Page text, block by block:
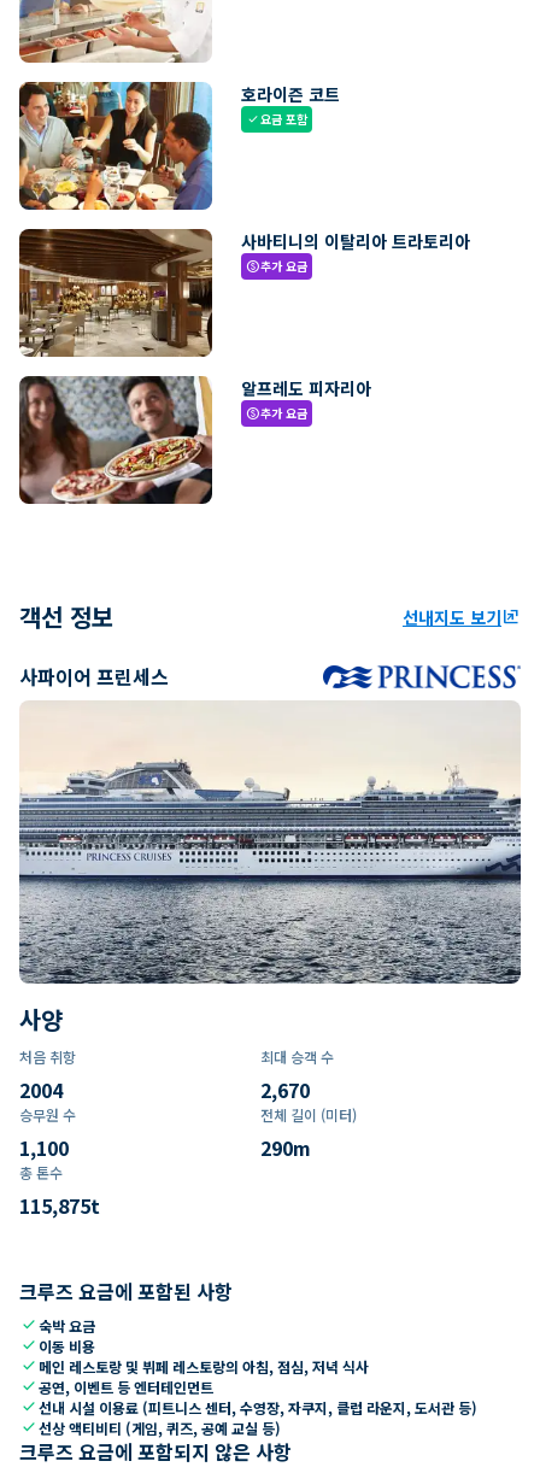
호라이즌 코트
check요금 포함
사바티니의 이탈리아 트라토리아
paid추가 요금
알프레도 피자리아
paid추가 요금
객선 정보 선내지도 보기ungroup
사파이어 프린세스
사양
처음 취항
2004
최대 승객 수
2,670
승무원 수
1,100
전체 길이 (미터)
290m
총 톤수
115,875t
크루즈 요금에 포함된 사항
check숙박 요금
check 이동 비용
check 메인 레스토랑 및 뷔페 레스토랑의 아침, 점심, 저녁 식사
check공연, 이벤트 등 엔터테인먼트
check선내 시설 이용료 (피트니스 센터, 수영장, 자쿠지, 클럽 라운지, 도서관 등)
check선상 액티비티 (게임, 퀴즈, 공예 교실 등)
크루즈 요금에 포함되지 않은 사항